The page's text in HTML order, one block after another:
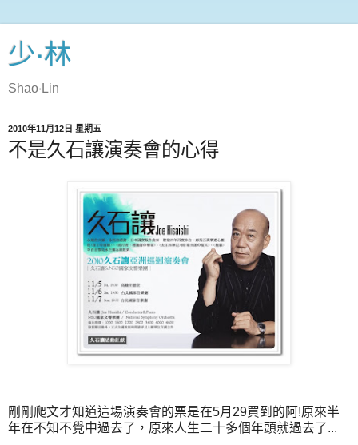
少‧林
Shao‧Lin
2010年11月12日 星期五
不是久石讓演奏會的心得
剛剛爬文才知道這場演奏會的票是在5月29買到的阿!原來半
年在不知不覺中過去了，原來人生二十多個年頭就過去了...